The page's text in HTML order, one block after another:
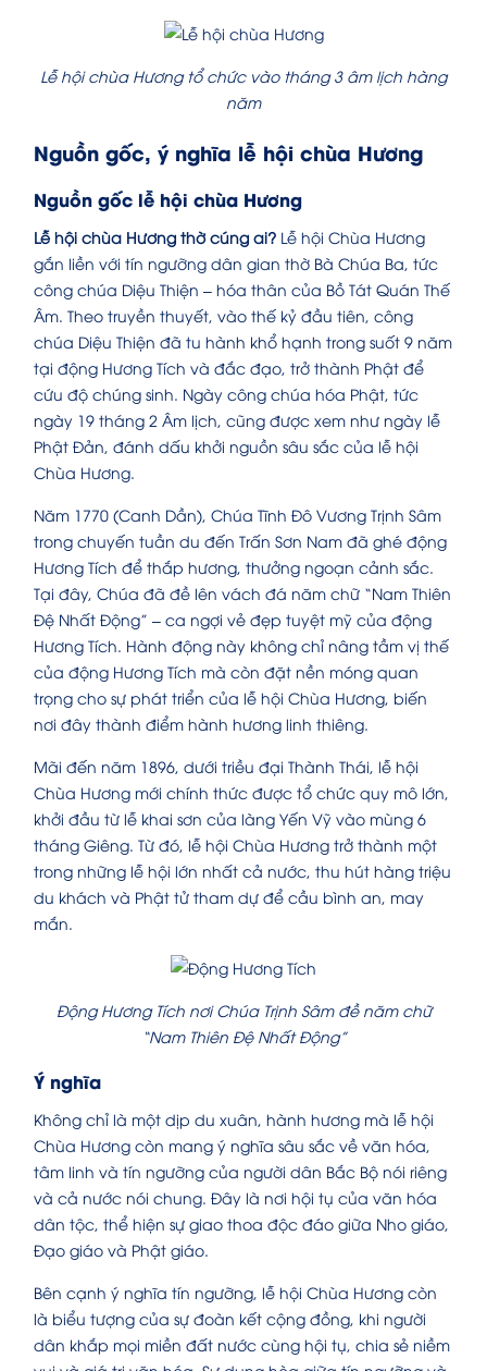
Lễ hội chùa Hương tổ chức vào tháng 3 âm lịch hàng
năm
Nguồn gốc, ý nghĩa lễ hội chùa Hương
Nguồn gốc lễ hội chùa Hương
Lễ hội chùa Hương thờ cúng ai? Lễ hội Chùa Hương
gắn liền với tín ngưỡng dân gian thờ Bà Chúa Ba, tức
công chúa Diệu Thiện – hóa thân của Bồ Tát Quán Thế
Âm. Theo truyền thuyết, vào thế kỷ đầu tiên, công
chúa Diệu Thiện đã tu hành khổ hạnh trong suốt 9 năm
tại động Hương Tích và đắc đạo, trở thành Phật để
cứu độ chúng sinh. Ngày công chúa hóa Phật, tức
ngày 19 tháng 2 Âm lịch, cũng được xem như ngày lễ
Phật Đản, đánh dấu khởi nguồn sâu sắc của lễ hội
Chùa Hương.
Năm 1770 (Canh Dần), Chúa Tĩnh Đô Vương Trịnh Sâm
trong chuyến tuần du đến Trấn Sơn Nam đã ghé động
Hương Tích để thắp hương, thưởng ngoạn cảnh sắc.
Tại đây, Chúa đã đề lên vách đá năm chữ “Nam Thiên
Đệ Nhất Động” – ca ngợi vẻ đẹp tuyệt mỹ của động
Hương Tích. Hành động này không chỉ nâng tầm vị thế
của động Hương Tích mà còn đặt nền móng quan
trọng cho sự phát triển của lễ hội Chùa Hương, biến
nơi đây thành điểm hành hương linh thiêng.
Mãi đến năm 1896, dưới triều đại Thành Thái, lễ hội
Chùa Hương mới chính thức được tổ chức quy mô lớn,
khởi đầu từ lễ khai sơn của làng Yến Vỹ vào mùng 6
tháng Giêng. Từ đó, lễ hội Chùa Hương trở thành một
trong những lễ hội lớn nhất cả nước, thu hút hàng triệu
du khách và Phật tử tham dự để cầu bình an, may
mắn.
Động Hương Tích nơi Chúa Trịnh Sâm đề năm chữ
“Nam Thiên Đệ Nhất Động”
Ý nghĩa
Không chỉ là một dịp du xuân, hành hương mà lễ hội
Chùa Hương còn mang ý nghĩa sâu sắc về văn hóa,
tâm linh và tín ngưỡng của người dân Bắc Bộ nói riêng
và cả nước nói chung. Đây là nơi hội tụ của văn hóa
dân tộc, thể hiện sự giao thoa độc đáo giữa Nho giáo,
Đạo giáo và Phật giáo.
Bên cạnh ý nghĩa tín ngưỡng, lễ hội Chùa Hương còn
là biểu tượng của sự đoàn kết cộng đồng, khi người
dân khắp mọi miền đất nước cùng hội tụ, chia sẻ niềm